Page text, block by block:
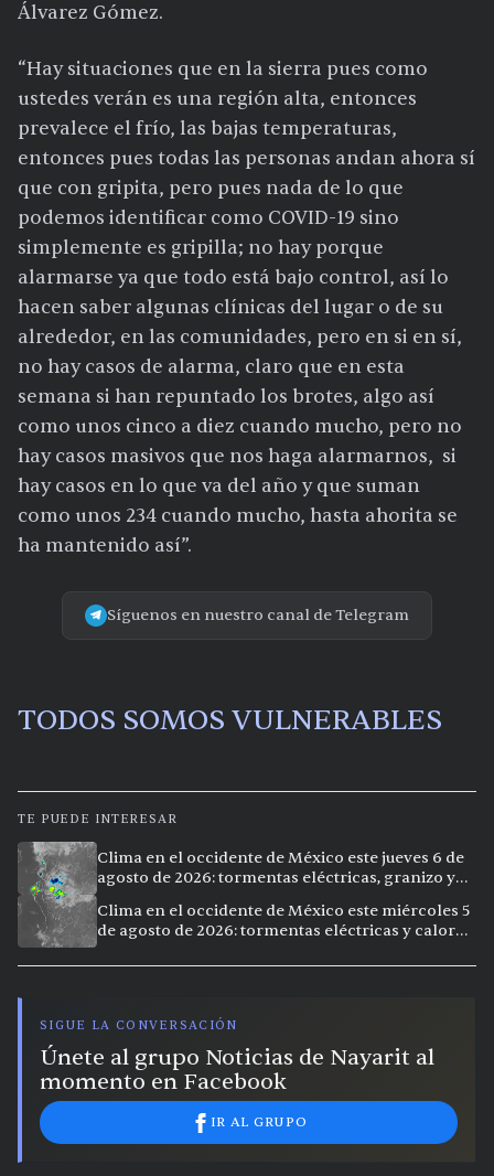
Álvarez Gómez.
“Hay situaciones que en la sierra pues como
ustedes verán es una región alta, entonces
prevalece el frío, las bajas temperaturas,
entonces pues todas las personas andan ahora sí
que con gripita, pero pues nada de lo que
podemos identificar como COVID-19 sino
simplemente es gripilla; no hay porque
alarmarse ya que todo está bajo control, así lo
hacen saber algunas clínicas del lugar o de su
alrededor, en las comunidades, pero en si en sí,
no hay casos de alarma, claro que en esta
semana si han repuntado los brotes, algo así
como unos cinco a diez cuando mucho, pero no
hay casos masivos que nos haga alarmarnos, si
hay casos en lo que va del año y que suman
como unos 234 cuando mucho, hasta ahorita se
ha mantenido así”.
Síguenos en nuestro canal de Telegram
TODOS SOMOS VULNERABLES
TE PUEDE INTERESAR
Clima en el occidente de México este jueves 6 de
agosto de 2026: tormentas eléctricas, granizo y
Clima en el occidente de México este miércoles 5
de agosto de 2026: tormentas eléctricas y calor
SIGUE LA CONVERSACIÓN
Únete al grupo Noticias de Nayarit al
momento en Facebook
IR AL GRUPO